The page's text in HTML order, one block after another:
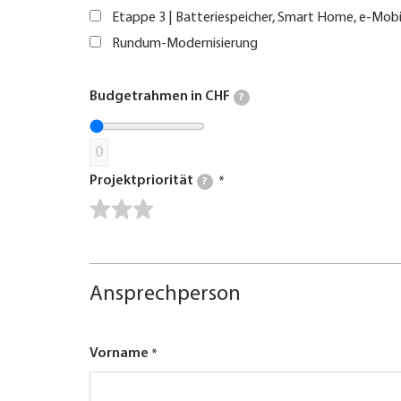
Etappe 3 | Batteriespeicher, Smart Home, e-
Rundum-Modernisierung
Budgetrahmen in CHF ?
0
Projektpriorität ?
Ansprechperson
Vorname